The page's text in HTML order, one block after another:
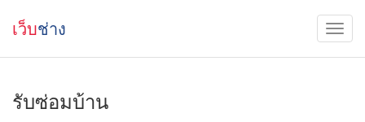
เว็บช่าง
รับซ่อมบ้าน